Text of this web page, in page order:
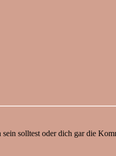
solltest oder dich gar die